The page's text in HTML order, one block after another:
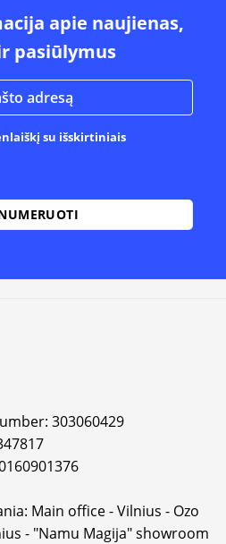
apie naujienas,
pasiūlymus
su išskirtiniais
303060429
Main office - Vilnius - Ozo
- "Namu Magija" showroom